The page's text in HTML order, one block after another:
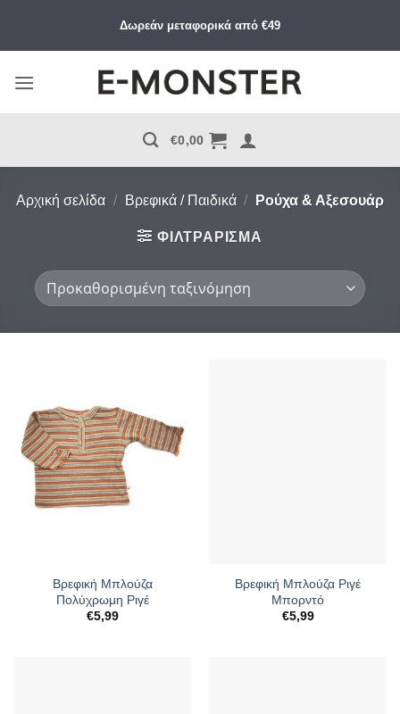
περιεχόμενο
Δωρεάν μεταφορικά από €49
€0,00
Αρχική σελίδα / Βρεφικά / Παιδικά / Ρούχα & Αξεσουάρ
ΦΙΛΤΡΆΡΙΣΜΑ
Βρεφική Μπλούζα
Πολύχρωμη Ριγέ
€5,99
Βρεφική Μπλούζα Ριγέ
Μπορντό
€5,99